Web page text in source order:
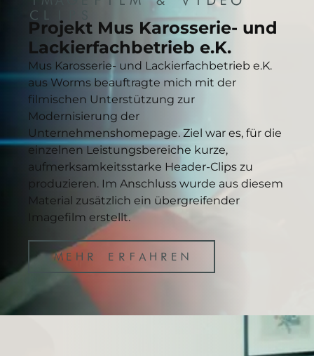
CLIPS
Projekt Mus Karosserie- und
Lackierfachbetrieb e.K.
Mus Karosserie- und Lackierfachbetrieb e.K.
aus Worms beauftragte mich mit der
filmischen Unterstützung zur
Modernisierung der
Unternehmenshomepage. Ziel war es, für die
einzelnen Leistungsbereiche kurze,
aufmerksamkeitsstarke Header-Clips zu
produzieren. Im Anschluss wurde aus diesem
Material zusätzlich ein übergreifender
Imagefilm erstellt.
MEHR ERFAHREN